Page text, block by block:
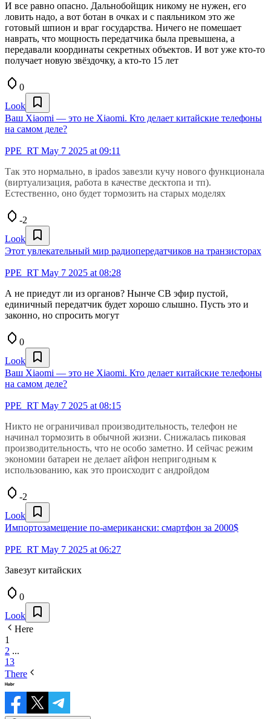
И все равно опасно. Дальнобойщик никому не нужен, его
ловить надо, а вот ботан в очках и с паяльником это же
готовый шпион и враг государства. Ничего не помешает
наврать, что мощность передатчика была превышена, а
передавали координаты секретных объектов. И вот уже кто-то
получает новую звёздочку, а кто-то 15 лет
0
Look
Ваш Xiaomi — это не Xiaomi. Кто делает китайские телефоны
на самом деле?
PPE_RT May 7 2025 at 09:11
Так это нормально, в ipados завезли кучу нового функционала
(виртуализация, работа в качестве десктопа и тп).
Естественно, оно будет тормозить на старых моделях
-2
Look
Этот увлекательный мир радиопередатчиков на транзисторах
PPE_RT May 7 2025 at 08:28
А не приедут ли из органов? Нынче СВ эфир пустой,
единичный передатчик будет хорошо слышно. Пусть это и
законно, но спросить могут
0
Look
Ваш Xiaomi — это не Xiaomi. Кто делает китайские телефоны
на самом деле?
PPE_RT May 7 2025 at 08:15
Никто не ограничивал производительность, телефон не
начинал тормозить в обычной жизни. Снижалась пиковая
производительность, что не особо заметно. И сейчас режим
экономии батареи не делает айфон непригодным к
использованию, как это происходит с андройдом
-2
Look
Импортозамещение по-американски: смартфон за 2000$
PPE_RT May 7 2025 at 06:27
Завезут китайских
0
Look
Here
1
2 ...
13
There